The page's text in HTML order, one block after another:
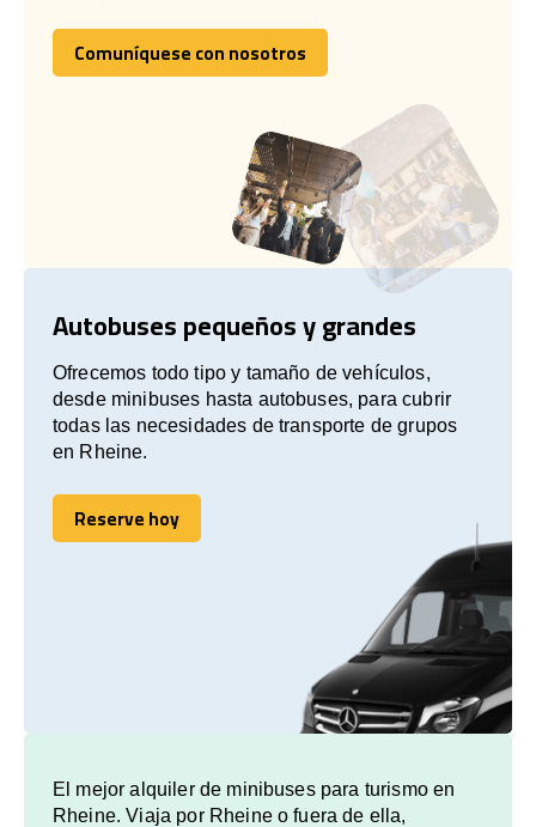
Comuníquese con nosotros
Comuníquese con nosotros
Autobuses pequeños y grandes
Ofrecemos todo tipo y tamaño de vehículos,
desde minibuses hasta autobuses, para cubrir
todas las necesidades de transporte de grupos
en Rheine.
Reserve hoy
Reserve hoy
El mejor alquiler de minibuses para turismo en
Rheine. Viaja por Rheine o fuera de ella,